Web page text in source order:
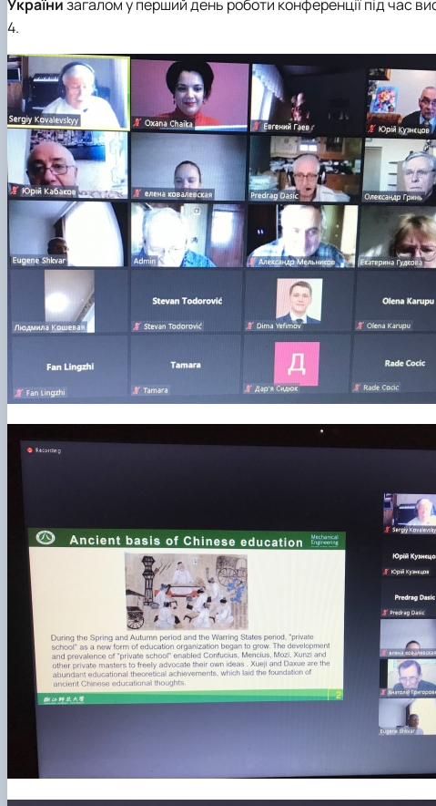
Українизагалом у перший день роботи конференції під час
4.